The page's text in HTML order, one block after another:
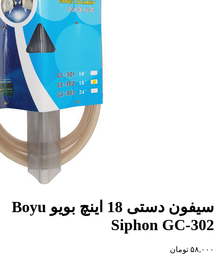
سیفون دستی 18 اینچ بویو Boyu
Siphon GC-302
۵۸,۰۰۰ تومان